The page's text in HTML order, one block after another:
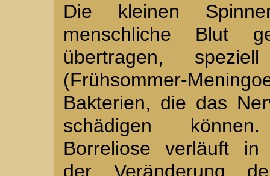
Die kleinen
menschliche Blut
übertragen,
(Frühsommer-
Bakterien, die das
schädigen
Borreliose verläuft
der Veränderung